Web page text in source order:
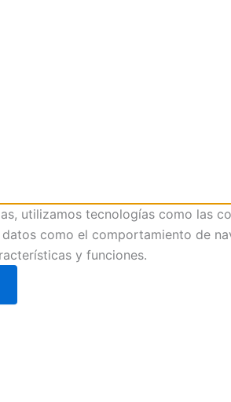
utilizamos tecnologías como las
como el comportamiento de
y funciones.